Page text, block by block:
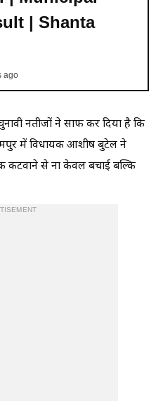
| Shanta
ago
नतीजों ने साफ कर दिया है कि
में विधायक आशीष बुटेल ने
से ना केवल बचाई बल्कि